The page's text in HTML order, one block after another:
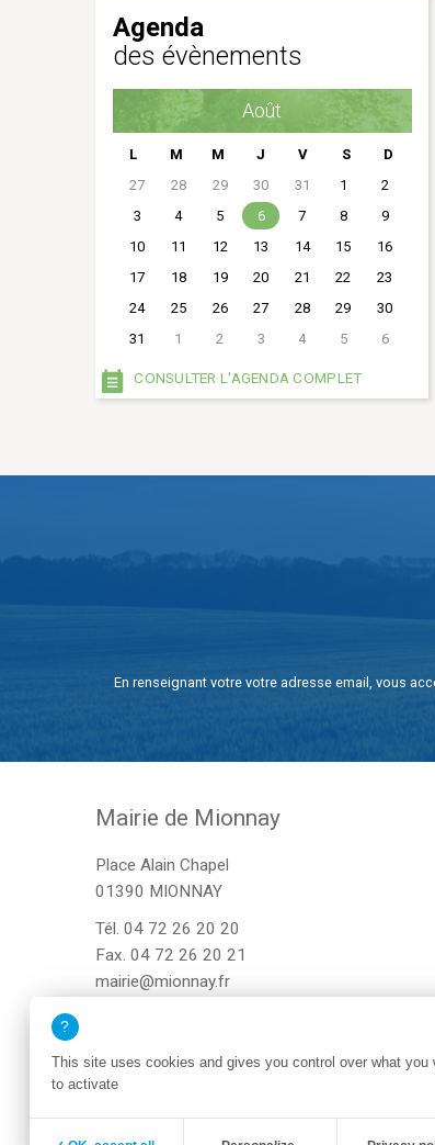
Agenda
des évènements
Août
L M M J V S
D
27
28 29 30 31 1
2
3
4 5 6 7 8
9
10
11 12 13 14 15
16
17
18 19 20 21 22
23
24
25 26 27 28 29
30
31
1 2 3 4 5 6
CONSULTER L'AGENDA COMPLET
En renseignant votre votre adresse email, vous
Mairie de Mionnay
Place Alain Chapel
01390 MIONNAY
Tél.04 72 26 20 20
Fax. 04 72 26 20 21
mairie@mionnay.fr
This site uses cookies and gives you control over what you
to activate